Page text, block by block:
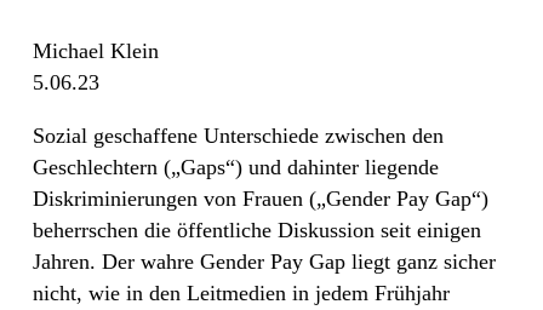
Michael Klein
5.06.23
Sozial geschaffene Unterschiede zwischen den
Geschlechtern („Gaps“) und dahinter liegende
Diskriminierungen von Frauen („Gender Pay Gap“)
beherrschen die öffentliche Diskussion seit einigen
Jahren. Der wahre Gender Pay Gap liegt ganz sicher
nicht, wie in den Leitmedien in jedem Frühjahr